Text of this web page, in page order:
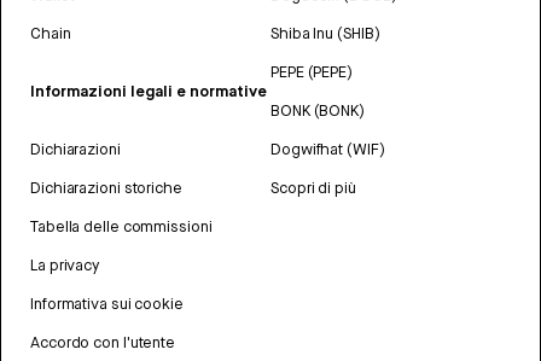
Chain
Informazioni legali e normative
Dichiarazioni
Dichiarazioni storiche
Tabella delle commissioni
La privacy
Informativa sui cookie
Accordo con l'utente
Shiba Inu (SHIB)
PEPE (PEPE)
BONK (BONK)
Dogwifhat (WIF)
Scopri di più